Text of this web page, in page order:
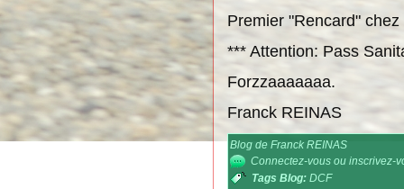
Premier "Rencard"
*** Attention: Pass
Forzzaaaaaaa.
Franck REINAS
Blog de Franck REINAS
Connectez-vous ou inscrivez-
Tags Blog: DCF